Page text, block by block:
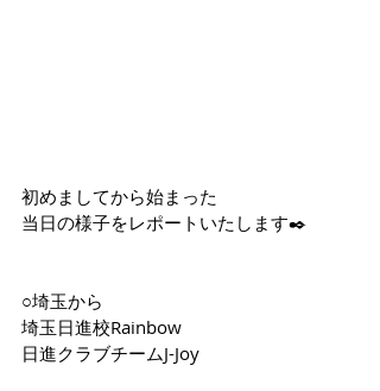
初めましてから始まった
当日の様子をレポートいたします✒️
○埼玉から
埼玉日進校Rainbow
日進クラブチームJ-Joy